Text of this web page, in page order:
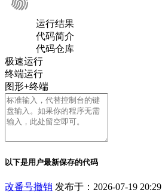
运行结果
代码简介
代码仓库
极速运行
终端运行
图形+终端
以下是用户最新保存的代码
改番号撤销 发布于：2026-07-19 20:29